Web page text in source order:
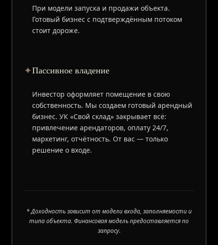
При модели запуска и продажи объекта.
Готовый бизнес с подтверждённым потоком
стоит дороже.
✦Пассивное владение
Инвестор оформляет помещение в свою
собственность. Мы создаем готовый арендный
бизнес. УК «Свой склад» закрывает всё:
привлечение арендаторов, оплату 24/7,
маркетинг, отчётность. От вас — только
решение о входе.
* Доходность зависит от модели входа, заполняемости и
типа объекта. Финансовая модель предоставляется по
запросу.